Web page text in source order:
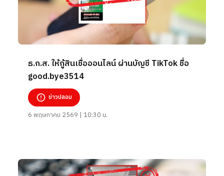
ธ.ก.ส. ให้กู้สินเชื่อออนไลน์ ผ่านบัญชี TikTok ชื่อ
good.bye3514
ข่าวปลอม
6 พฤษภาคม 2569 | 10:30 น.